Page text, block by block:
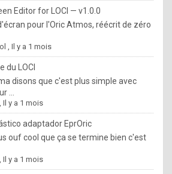
o
u
w
a
n
t
o
n
Editor for LOCI — v1.0.0
pour l'Oric Atmos, réécrit de zéro
,Il y a 1 mois
du LOCI
disons que c'est plus simple avec
...
,Il y a 1 mois
adaptador EprOric
ouf cool que ça se termine bien c'est
,Il y a 1 mois